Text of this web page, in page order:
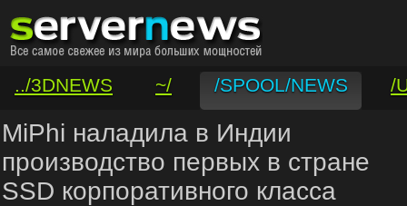
../3DNEWS ~/ /SPOOL/NEWS
/
/VAR/CONTACT
MiPhi наладила в Индии
производство первых в стране
SSD корпоративного класса